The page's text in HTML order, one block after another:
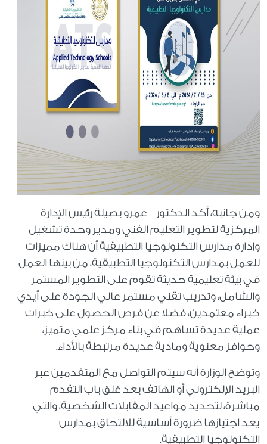
ومن جانبه، أكد الدكتور عمرو بصيلة رئيس الإدارة
المركزية لتطوير التعليم الفني ومدير وحدة تشغيل
وإدارة مدارس التكنولوجيا التطبيقية أن هناك مميزات
للعمل بمدارس التكنولوجيا التطبيقية، من بينها العمل
في بيئة تعليمية حديثة تقوم على التطوير المستمر
والشامل، وتدريب تقني مستمر عالي الجودة على أيدي
خبراء معتمدين، فضلا عن فرص الحصول على خبرات
عملية عديدة تساهم في بناء مركز علمي متميز،
وحوافز معنوية ومادية عديدة مرتبطة بالأداء.
وتوضح الوزارة أنه سيتم التواصل مع المتقدمين عبر
البريد الإلكتروني أو الهاتف بعد غلق باب التقدم
مباشرة، لتحديد مواعيد المقابلات الشخصية، والتي
يعد اجتيازها ضرورة أساسية للالتحاق بمدارس
التكنولوجيا التطبيقية.